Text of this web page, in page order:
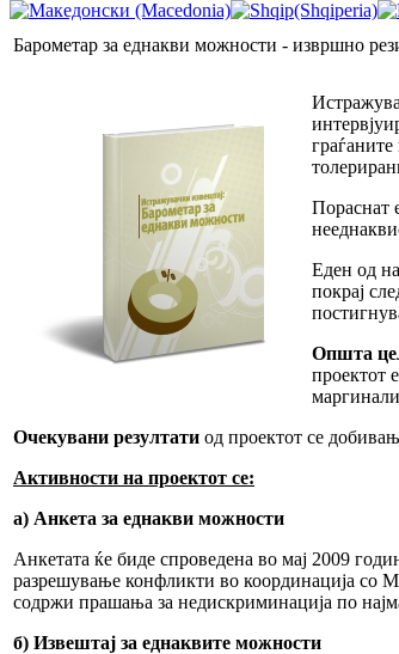
Барометар за еднакви можности - извршно
Пораснат
Еден од
покрај
Општа
проектот
Очекувани резултати од проектот се
Активности на проектот се:
а) Анкета за еднакви можности
Анкетата ќе биде спроведена во мај 2009
разрешување конфликти во координација со
содржи прашања за недискриминација по
б) Извештај за еднаквите можности